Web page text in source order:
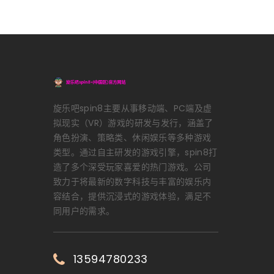
旋乐吧spin8主要从事移动端、PC端及虚
拟现实（VR）游戏的研发与发行，涵盖了
角色扮演、策略类、休闲娱乐等多种游戏
类型。通过自主研发的游戏引擎，spin8打
造了多个深受玩家喜爱的热门游戏。公司
致力于将最新的数字科技与丰富的娱乐内
容结合，提供沉浸式的游戏体验，满足不
同用户的需求。
13594780233